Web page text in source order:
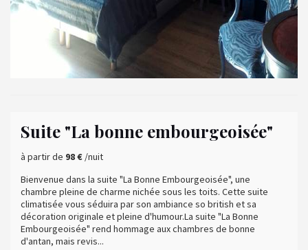
Suite "La bonne embourgeoisée"
à partir de 98 € /nuit
Bienvenue dans la suite "La Bonne Embourgeoisée", une
chambre pleine de charme nichée sous les toits. Cette suite
climatisée vous séduira par son ambiance so british et sa
décoration originale et pleine d'humour.La suite "La Bonne
Embourgeoisée" rend hommage aux chambres de bonne
d'antan, mais revis...